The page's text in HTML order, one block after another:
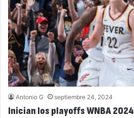
Antonio G septiembre 24, 2024
Inician los playoffs WNBA 2024